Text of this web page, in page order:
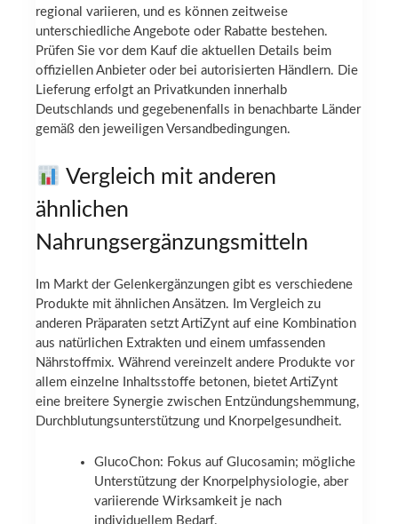
regional variieren, und es können zeitweise
unterschiedliche Angebote oder Rabatte bestehen.
Prüfen Sie vor dem Kauf die aktuellen Details beim
offiziellen Anbieter oder bei autorisierten Händlern. Die
Lieferung erfolgt an Privatkunden innerhalb
Deutschlands und gegebenenfalls in benachbarte Länder
gemäß den jeweiligen Versandbedingungen.
Vergleich mit anderen
ähnlichen
Nahrungsergänzungsmitteln
Im Markt der Gelenkergänzungen gibt es verschiedene
Produkte mit ähnlichen Ansätzen. Im Vergleich zu
anderen Präparaten setzt ArtiZynt auf eine Kombination
aus natürlichen Extrakten und einem umfassenden
Nährstoffmix. Während vereinzelt andere Produkte vor
allem einzelne Inhaltsstoffe betonen, bietet ArtiZynt
eine breitere Synergie zwischen Entzündungshemmung,
Durchblutungsunterstützung und Knorpelgesundheit.
GlucoChon: Fokus auf Glucosamin; mögliche
Unterstützung der Knorpelphysiologie, aber
variierende Wirksamkeit je nach
individuellem Bedarf.